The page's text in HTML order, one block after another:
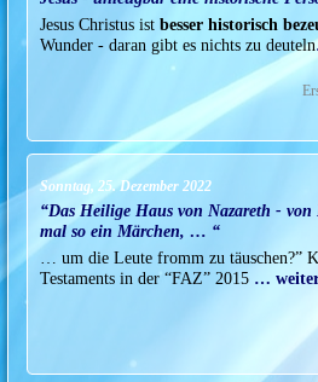
Jesus Christus ist besser historisch
Wunder - daran gibt es nichts zu deuteln
Sonntag, 25. Dezember 2022
“Das Heilige Haus von Nazareth -
mal so ein Märchen, … “
… um die Leute fromm zu täuschen?”
Testaments in der “FAZ” 2015 …